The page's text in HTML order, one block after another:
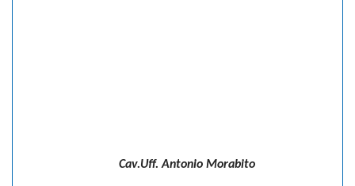
Cav.Uff. Antonio Morabito